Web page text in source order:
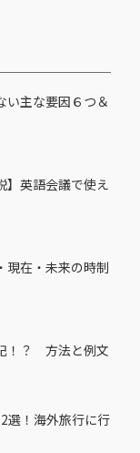
い主な要因６つ＆
】英語会議で使え
現在・未来の時制
！？ 方法と例文
選！海外旅行に行